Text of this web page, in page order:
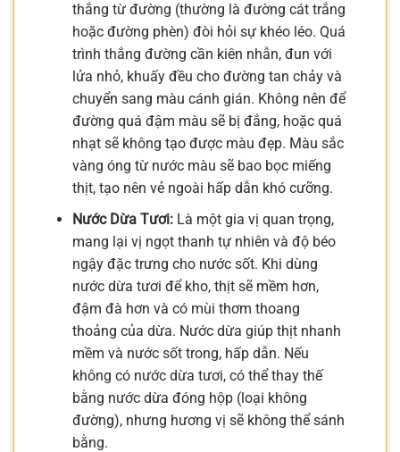
thắng từ đường (thường là đường cát trắng
hoặc đường phèn) đòi hỏi sự khéo léo. Quá
trình thắng đường cần kiên nhẫn, đun với
lửa nhỏ, khuấy đều cho đường tan chảy và
chuyển sang màu cánh gián. Không nên để
đường quá đậm màu sẽ bị đắng, hoặc quá
nhạt sẽ không tạo được màu đẹp. Màu sắc
vàng óng từ nước màu sẽ bao bọc miếng
thịt, tạo nên vẻ ngoài hấp dẫn khó cưỡng.
Nước Dừa Tươi:Là một gia vị quan trọng,
mang lại vị ngọt thanh tự nhiên và độ béo
ngậy đặc trưng cho nước sốt. Khi dùng
nước dừa tươi để kho, thịt sẽ mềm hơn,
đậm đà hơn và có mùi thơm thoang
thoảng của dừa. Nước dừa giúp thịt nhanh
mềm và nước sốt trong, hấp dẫn. Nếu
không có nước dừa tươi, có thể thay thế
bằng nước dừa đóng hộp (loại không
đường), nhưng hương vị sẽ không thể sánh
bằng.